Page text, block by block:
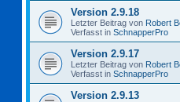
Version 2.9.18
Letzter Beitrag von Robert
Verfasst in SchnapperPro
Version 2.9.17
Letzter Beitrag von Robert
Verfasst in SchnapperPro
Version 2.9.13